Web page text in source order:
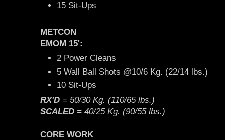
15 Sit-Ups
METCON
EMOM 15':
2 Power Cleans
5 Wall Ball Shots @10/6 Kg. (22/14 lbs.)
10 Sit-Ups
RX'D = 50/30 Kg. (110/65 lbs.)
SCALED = 40/25 Kg. (90/55 lbs.)
CORE WORK